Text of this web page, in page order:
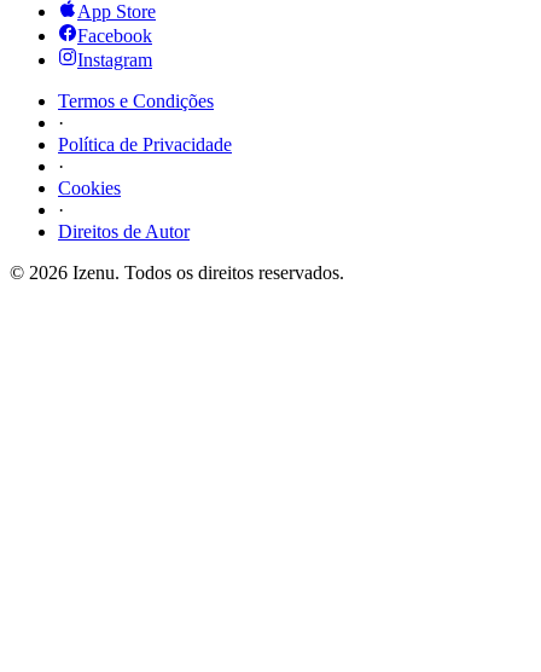
App Store
Facebook
Instagram
Termos e Condições
·
Política de Privacidade
·
Cookies
·
Direitos de Autor
© 2026 Izenu. Todos os direitos reservados.